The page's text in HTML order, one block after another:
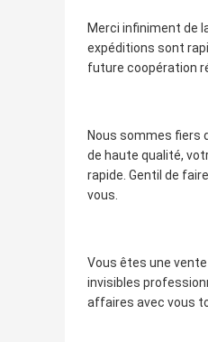
Merci infiniment de
expéditions sont
future coopération
Nous sommes fiers
de haute qualité,
rapide. Gentil de
vous.
Vous êtes une
invisibles
affaires avec vous